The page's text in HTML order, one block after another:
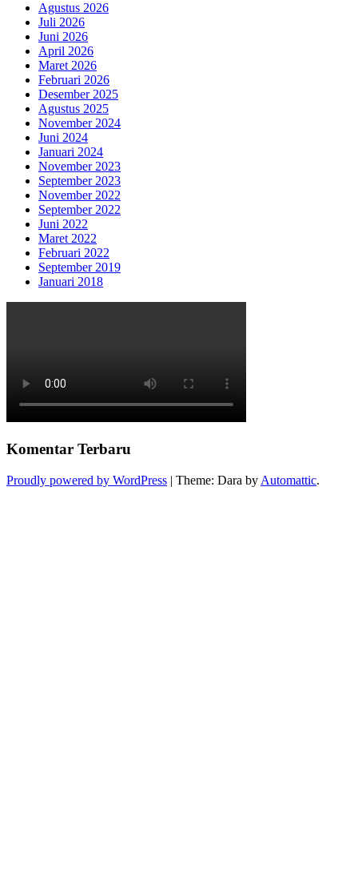
Agustus 2026
Juli 2026
Juni 2026
April 2026
Maret 2026
Februari 2026
Desember 2025
Agustus 2025
November 2024
Juni 2024
Januari 2024
November 2023
September 2023
November 2022
September 2022
Juni 2022
Maret 2022
Februari 2022
September 2019
Januari 2018
Komentar Terbaru
Proudly powered by WordPress | Theme: Dara by Automattic.